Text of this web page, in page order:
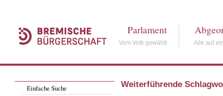
Parlament
Vom Volk gewählt Alle auf
Einfache Suche
Weiterführende